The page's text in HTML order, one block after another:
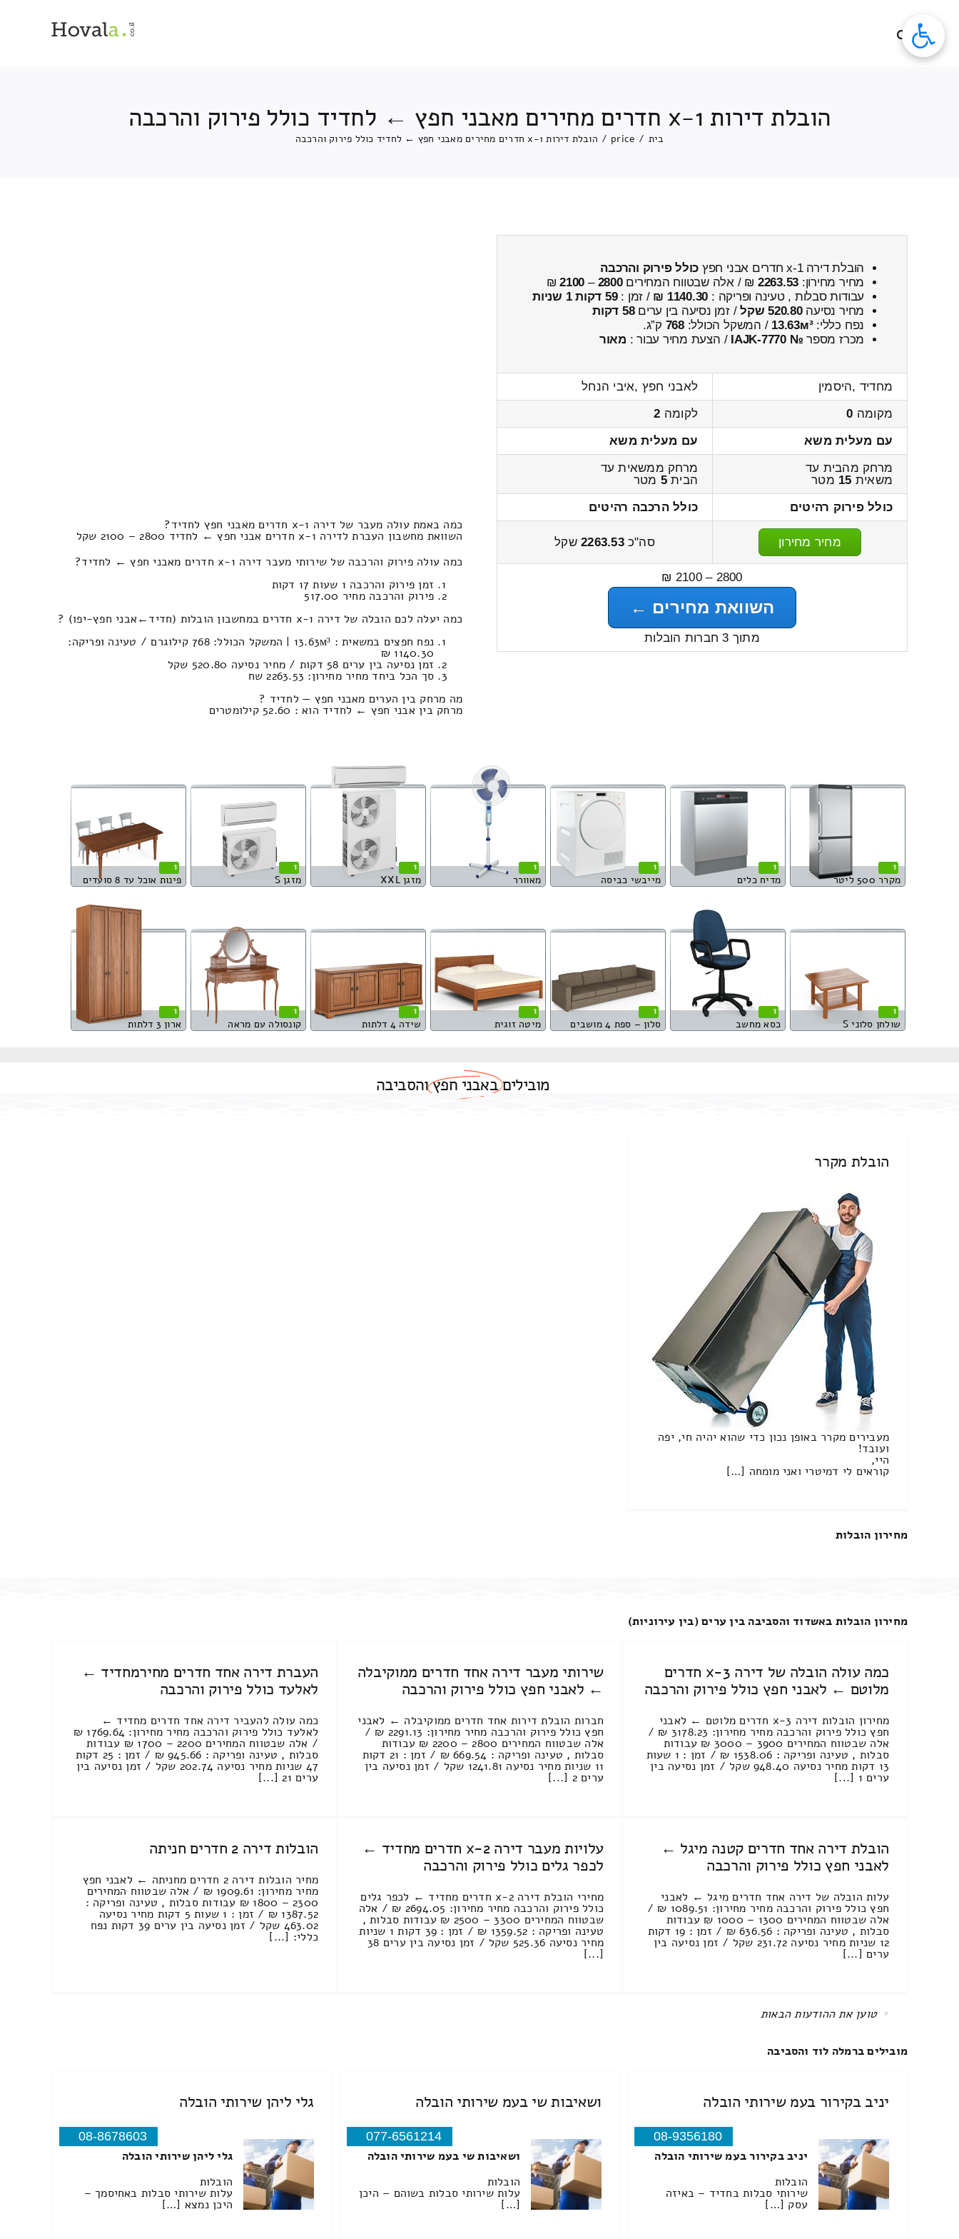
הובלת דירות 1-x חדרים מחירים מאבני חפץ ← לחדיד כולל פירוק והרכבה
בית /
price
/ הובלת דירות 1-x חדרים מחירים מאבני חפץ ← לחדיד כולל פירוק והרכבה
הובלת דירה 1-x חדרים אבני חפץ
כולל פירוק והרכבה
מחיר מחירון: 2263.53 ₪ / אלה שבטווח המחירים2800
–
2100
₪
עבודות סבלות , טעינה ופריקה : 1140.30 ₪ / זמן :59 דקות 1 שניות
מחיר נסיעה520.80 שקל / זמן נסיעה בין ערים58 דקות
נפח כללי:13.63м³ / המשקל הכולל:768 ק”ג.
מכרז מספר № IAJK-7770 / הצעת מחיר עבור : מאור
מחדיד ,היסמין
לאבני חפץ ,איבי הנחל
מקומה 0 לקומה 2
עם מעלית משא
עם מעלית משא
מרחק מהבית עד
משאית 15 מטר
מרחק ממשאית עד
הבית5 מטר
כולל פירוק רהיטים
כולל הרכבה רהיטים
מחיר מחירון סה"כ2263.53שקל
2800 – 2100 ₪
השוואת מחירים ←
מתוך 3 חברות הובלות
כמה באמת עולה מעבר של דירה 1-x חדרים מאבני חפץ לחדיד?
השוואת מחשבון העברת לדירה 1-x חדרים אבני חפץ ← לחדיד 2800 – 2100 שקל
כמה עולה פירוק והרכבה של שירותי מעבר דירה 1-x חדרים מאבני חפץ ← לחדיד?
זמן פירוק והרכבה 1 שעות 17 דקות
פירוק והרכבה מחיר 517.00
כמה יעלה לכם הובלה של דירה 1-x חדרים במחשבון הובלות (חדיד‎←‏אבני חפץ-יפו) ?
נפח חפצים במשאית : 13.63м³ | המשקל הכולל: 768 קילוגרם / טעינה ופריקה:
1140.30 ₪
זמן נסיעה בין ערים 58 דקות / מחיר נסיעה 520.80 שקל
סך הכל ביחד מחיר מחירון: 2263.53 שח
מה מרחק בין הערים מאבני חפץ — לחדיד ?
מרחק בין אבני חפץ ← לחדיד הוא : 52.60 קילומטרים
1
מקרר 500 ליטר
1
מדיח כלים
1
מייבשי כביסה
1
מאוורר
1
מזגן XXL
1
מזגן S
1
פינות אוכל עד 8 סועדים
1
שולחן סלוני S
1
כסא מחשב
1
סלון – ספת 4 מושבים
1
מיטה זוגית
1
שידה 4 דלתות
1
קונסולה עם מראה
1
ארון 3 דלתות
מוביליםבאבני חפץוהסביבה
הובלת מקרר
מעבירים מקרר באופן נכון כדי שהוא יהיה חי, יפה
ועובד!
היי,
קוראים לי דמיטרי ואני מומחה […]
מחירון הובלות
מחירון הובלות באשדוד והסביבה בין ערים (בין עירוניות)
כמה עולה הובלה של דירה 3-x חדרים
מלוטם ← לאבני חפץ כולל פירוק והרכבה
מחירון הובלות דירה 3-x חדרים מלוטם ← לאבני
חפץ כולל פירוק והרכבה מחיר מחירון: 3178.23 ₪ /
אלה שבטווח המחירים 3900 – 3000 ₪ עבודות
סבלות , טעינה ופריקה : 1538.06 ₪ / זמן : 1 שעות
13 דקות מחיר נסיעה 948.40 שקל / זמן נסיעה בין
ערים 1 [...]
שירותי מעבר דירה אחד חדרים ממוקיבלה
← לאבני חפץ כולל פירוק והרכבה
חברות הובלת דירות אחד חדרים ממוקיבלה ← לאבני
חפץ כולל פירוק והרכבה מחיר מחירון: 2291.13 ₪ /
אלה שבטווח המחירים 2800 – 2200 ₪ עבודות
סבלות , טעינה ופריקה : 669.54 ₪ / זמן : 21 דקות
11 שניות מחיר נסיעה 1241.81 שקל / זמן נסיעה בין
ערים 2 [...]
העברת דירה אחד חדרים מחירמחדיד ←
לאלעד כולל פירוק והרכבה
כמה עולה להעביר דירה אחד חדרים מחדיד ←
לאלעד כולל פירוק והרכבה מחיר מחירון: 1769.64 ₪
/ אלה שבטווח המחירים 2200 – 1700 ₪ עבודות
סבלות , טעינה ופריקה : 945.66 ₪ / זמן : 25 דקות
47 שניות מחיר נסיעה 202.74 שקל / זמן נסיעה בין
ערים 21 [...]
הובלת דירה אחד חדרים קטנה מיגל ←
לאבני חפץ כולל פירוק והרכבה
עלות הובלה של דירה אחד חדרים מיגל ← לאבני
חפץ כולל פירוק והרכבה מחיר מחירון: 1089.51 ₪ /
אלה שבטווח המחירים 1300 – 1000 ₪ עבודות
סבלות , טעינה ופריקה : 636.56 ₪ / זמן : 19 דקות
12 שניות מחיר נסיעה 231.72 שקל / זמן נסיעה בין
ערים [...]
עלויות מעבר דירה 2-x חדרים מחדיד ←
לכפר גלים כולל פירוק והרכבה
מחירי הובלת דירה 2-x חדרים מחדיד ← לכפר גלים
כולל פירוק והרכבה מחיר מחירון: 2694.05 ₪ / אלה
שבטווח המחירים 3300 – 2500 ₪ עבודות סבלות ,
טעינה ופריקה : 1359.52 ₪ / זמן : 39 דקות 1 שניות
מחיר נסיעה 525.36 שקל / זמן נסיעה בין ערים 38
[...]
הובלות דירה 2 חדרים חניתה
מחיר הובלות דירה 2 חדרים מחניתה ← לאבני חפץ
מחיר מחירון: 1909.61 ₪ / אלה שבטווח המחירים
2300 – 1800 ₪ עבודות סבלות , טעינה ופריקה :
1387.52 ₪ / זמן : 1 שעות 5 דקות מחיר נסיעה
463.02 שקל / זמן נסיעה בין ערים 39 דקות נפח
כללי: [...]
All items displayed.
מובילים ברמלה לוד והסביבה
יניב בקירור בעמ שירותי הובלה
08-9356180
יניב בקירור בעמ שירותי הובלה
הובלות
שירותי סבלות בחדיד – באיזה
עסק […]
ושאיבות שי בעמ שירותי הובלה
077-6561214
ושאיבות שי בעמ שירותי הובלה
הובלות
עלות שירותי סבלות בשוהם – היכן
[…]
גלי ליהן שירותי הובלה
08-8678603
גלי ליהן שירותי הובלה
הובלות
עלות שירותי סבלות באחיסמך –
היכן נמצא […]